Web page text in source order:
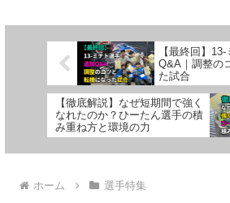
【最終回】
Q&A｜調整の
た試合
【徹底解説】なぜ短期間で強く
なれたのか？ひーたん選手の積
み重ね方と環境の力
ホーム 選手特集